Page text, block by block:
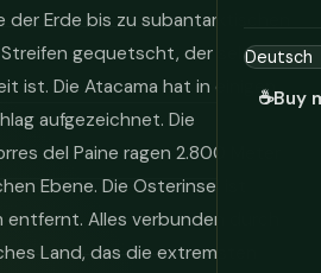
☕Buy
Erde bis zu subantarktischen
gequetscht, der selten
ist. Die Atacama hat in einigen
aufgezeichnet. Die
del Paine ragen 2.800 Meter
Ebene. Die Osterinsel ist
entfernt. Alles verbunden durch
Land, das die extremsten